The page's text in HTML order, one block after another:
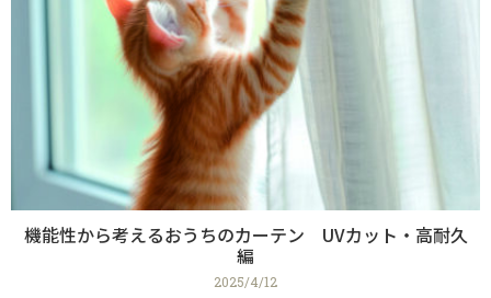
機能性から考えるおうちのカーテン UVカット・高耐久
編
2025/4/12